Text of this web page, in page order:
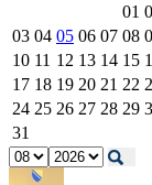
01
03 04 05 06 07 08
10 11 12 13 14 15
17 18 19 20 21 22
24 25 26 27 28 29
31